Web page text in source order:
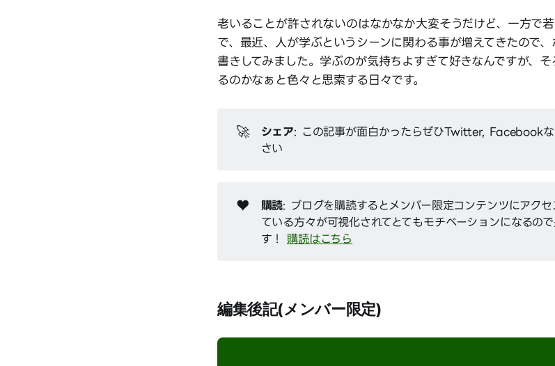
老いることが許されないのはなかなか大変そうだけど、一方で
で、最近、人が学ぶというシーンに関わる事が増えてきたので
書きしてみました。学ぶのが気持ちよすぎて好きなんですが、
るのかなぁと色々と思索する日々です。
🚀 シェア: この記事が面白かったらぜひTwitter, Facebookな
さい
♥️ 購読: ブログを購読するとメンバー限定コンテンツにアクセ
ている方々が可視化されてとてもモチベーションになるの
す！ 購読はこちら
編集後記(メンバー限定)